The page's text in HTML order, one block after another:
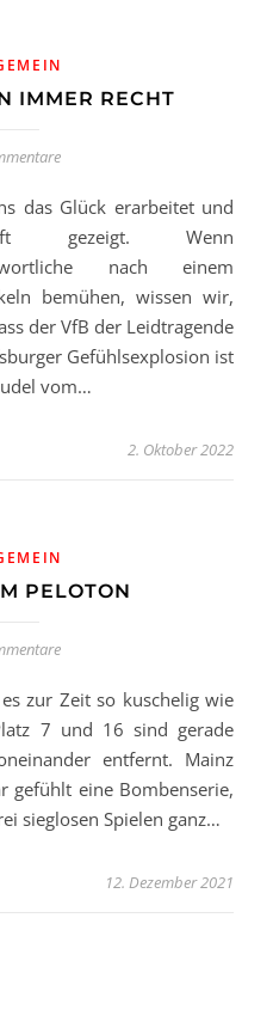
IMMER RECHT
das Glück erarbeitet und
gezeigt. Wenn
nach einem
bemühen, wissen wir,
der VfB der Leidtragende
Gefühlsexplosion ist
vom…
2. Oktober 2022
PELOTON
zur Zeit so kuschelig wie
7 und 16 sind gerade
entfernt. Mainz
gefühlt eine Bombenserie,
sieglosen Spielen ganz…
12. Dezember 2021